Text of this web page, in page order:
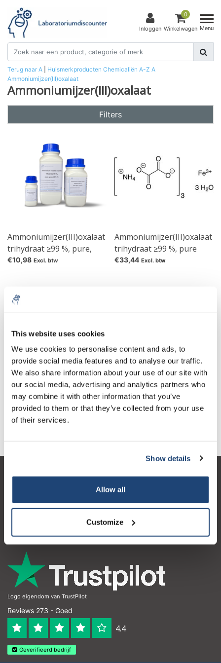
This website uses cookies
We use cookies to personalise content and ads, to
provide social media features and to analyse our traffic.
We also share information about your use of our site with
our social media, advertising and analytics partners who
may combine it with other information that you’ve
provided to them or that they’ve collected from your use
of their services.
Show details
Allow all
Customize
Inloggen
0
Winkelwagen Menu
Terug naar A Huismerkproducten Chemicaliën A-Z A
Ammoniumijzer(III)oxalaat
Ammoniumijzer(III)oxalaat
Filters
Ammoniumijzer(III)oxalaat
trihydraat ≥99 %, pure,
Approx 13% Fe
€10,98 Excl. btw
Ammoniumijzer(III)oxalaat
trihydraat ≥99 %, pure
€33,44 Excl. btw
IJzer(III)ammoniumoxalaat is het ammoniumzout van het
een voorloper van ijzeroxiden, diverse coördinatiepolymeren en
Pruisisch blauw.Dit laatste gedrag is relevant voor de
vervaardiging van blauwdrukpapier.
AmmoniumIJzer(III)oxalaat is een groene kristallijne verbinding
die gemakkelijk oplosbaar is in water.
Het Fe3 + -ion is achtvlakkig gecomplexeerd door drie oxalaat-
dianionen. De resulterende lading van het complex van −3 wordt
Klantenservice
Openingstijden
Logo eigendom van TrustPilot
Reviews 273 - Goed
4.4
Geverifieerd bedrijf